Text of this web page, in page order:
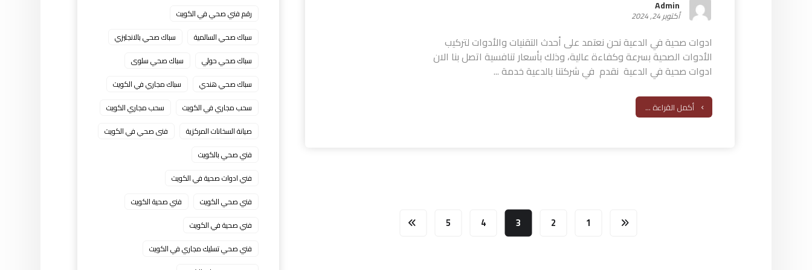
Admin
أكتوبر 24, 2024
ادوات صحية في الدعية نحن نعتمد على أحدث التقنيات والأدوات لتركيب
الأدوات الصحية بسرعة وكفاءة عالية، وذلك بأسعار تنافسية اتصل بنا الان
ادوات صحية في الدعية نقدم في شركتنا بالدعية خدمة ...
أكمل القراءة ...
1
2
3
4
5
رقم فني صحي في الكويت
سباك صحي السالمية
سباك صحي بالانجليزي
سباك صحي حولي
سباك صحي سلوى
سباك صحي هندي
سباك مجاري في الكويت
سحب مجاري في الكويت
سحب مجاري الكويت
صيانة السخانات المركزية
فنى صحي في الكويت
فني صحي بالكويت
فني ادوات صحية في الكويت
فني صحي الكويت
فني صحية الكويت
فني صحية في الكويت
فني صحي تسليك مجاري في الكويت